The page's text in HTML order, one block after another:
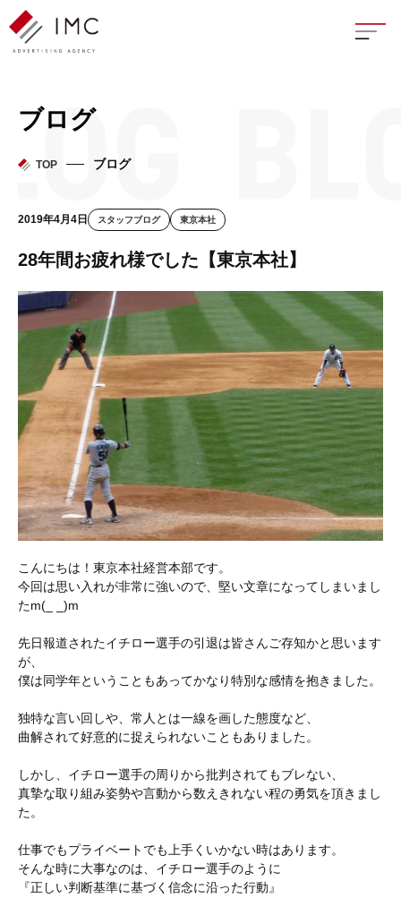
座談
イン
フェ
ブログ
TOP ブログ
2019年4月4日 スタッフブログ 東京本社
28年間お疲れ様でした【東京本社】
こんにちは！東京本社経営本部です。
今回は思い入れが非常に強いので、堅い文章になってしまいまし
たm(_ _)m
先日報道されたイチロー選手の引退は皆さんご存知かと思います
が、
僕は同学年ということもあってかなり特別な感情を抱きました。
独特な言い回しや、常人とは一線を画した態度など、
曲解されて好意的に捉えられないこともありました。
しかし、イチロー選手の周りから批判されてもブレない、
真摯な取り組み姿勢や言動から数えきれない程の勇気を頂きまし
た。
仕事でもプライベートでも上手くいかない時はあります。
そんな時に大事なのは、イチロー選手のように
『正しい判断基準に基づく信念に沿った行動』